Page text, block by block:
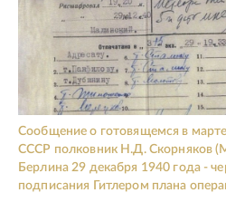
Сообщение о готовящемся в
СССР полковник Н.Д. Скорняков
Берлина 29 декабря 1940 года -
подписания Гитлером плана